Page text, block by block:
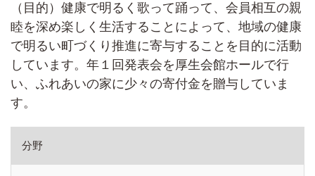
（目的）健康で明るく歌って踊って、会員相互の親
睦を深め楽しく生活することによって、地域の健康
で明るい町づくり推進に寄与することを目的に活動
しています。年１回発表会を厚生会館ホールで行
い、ふれあいの家に少々の寄付金を贈与していま
す。
分野